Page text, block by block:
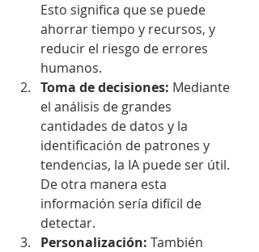
Esto significa que se puede
ahorrar tiempo y recursos, y
reducir el riesgo de errores
humanos.
Toma de decisiones: Mediante
el análisis de grandes
cantidades de datos y la
identificación de patrones y
tendencias, la IA puede ser útil.
De otra manera esta
información sería difícil de
detectar.
Personalización: También